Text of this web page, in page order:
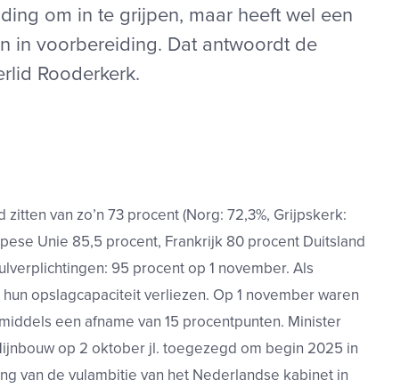
om in te grijpen, maar heeft wel een
in voorbereiding. Dat antwoordt de
Rooderkerk.
van zo’n 73 procent (Norg: 72,3%, Grijpskerk:
Unie 85,5 procent, Frankrijk 80 procent Duitsland
95 procent op 1 november. Als
opslagcapaciteit verliezen. Op 1 november waren
een afname van 15 procentpunten. Minister
op 2 oktober jl. toegezegd om begin 2025 in
van de vulambitie van het Nederlandse kabinet in